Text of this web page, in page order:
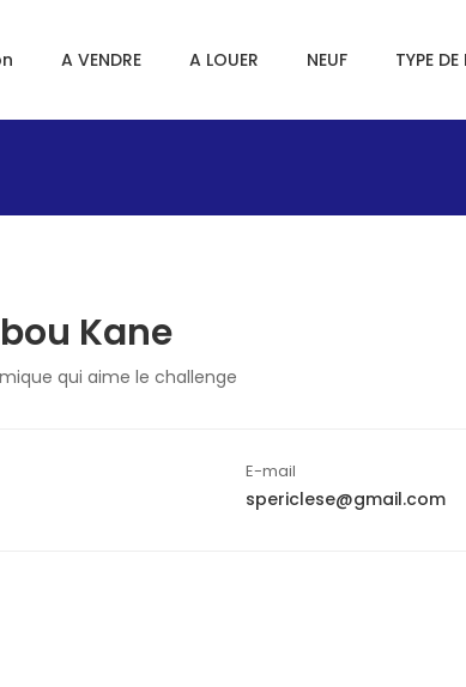
A VENDRE A LOUER NEUF TYPE DE
Kane
qui aime le challenge
E-mail
spericlese@gmail.com